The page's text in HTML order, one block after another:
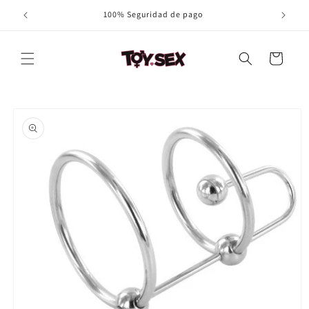
directamente
100% Seguridad de pago
Carrito
a la
información